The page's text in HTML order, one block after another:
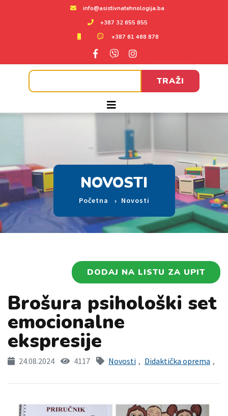
info@asistivnatehnologija.ba
+387 32 655 855
+387 61 468 878
TRAŽI
NOVOSTI
Početna Novosti
DODAJ NA LISTU ZA UPIT
Brošura psihološki set
emocionalne
ekspresije
24.08.2024 4117 Novosti , Didaktička oprema ,